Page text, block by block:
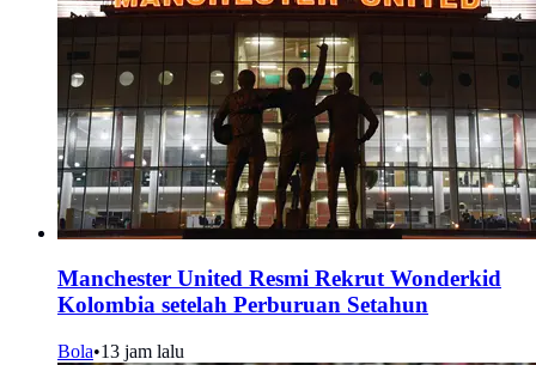
Manchester United Resmi Rekrut Wonderkid
Kolombia setelah Perburuan Setahun
Bola•13 jam lalu